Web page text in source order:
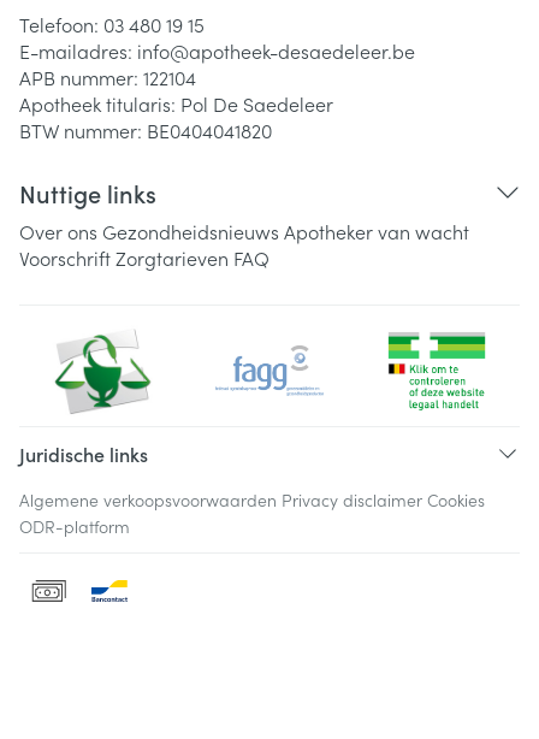
Telefoon: 03 480 19 15
E-mailadres: info@apotheek-desaedeleer.be
APB nummer: 122104
Apotheek titularis: Pol De Saedeleer
BTW nummer: BE0404041820
Nuttige links
Over ons Gezondheidsnieuws Apotheker van wacht
VoorschriftZorgtarieven FAQ
Juridische links
Algemene verkoopsvoorwaarden Privacy disclaimer Cookies
ODR-platform